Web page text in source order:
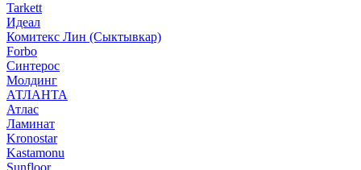
Tarkett
Идеал
Комитекс Лин (Сыктывкар)
Forbo
Синтерос
Молдинг
АТЛАНТА
Атлас
Ламинат
Kronostar
Kastamonu
Sunfloor